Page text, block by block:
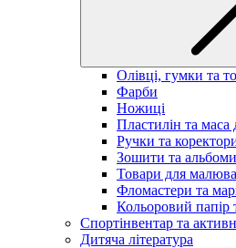
Олівці, гумки та
Фарби
Ножиці
Пластилін та маса
Ручки та
Зошити та альбоми
Товари для
Фломастери та
Кольоровий папір
Спортінвентар та
Дитяча література